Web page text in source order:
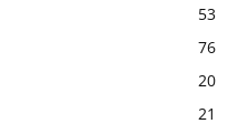
53
76
20
21